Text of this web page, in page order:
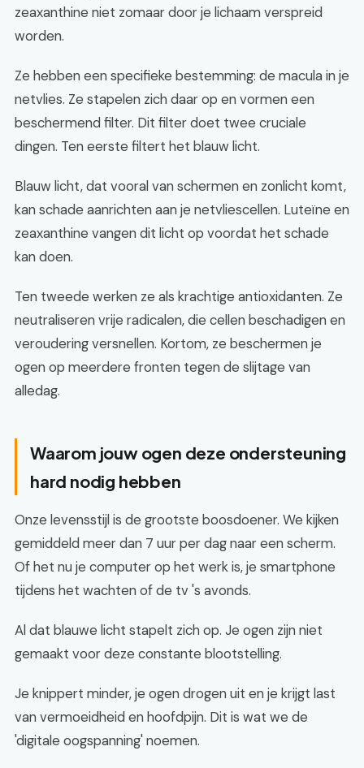
zeaxanthine niet zomaar door je lichaam verspreid
worden.
Ze hebben een specifieke bestemming: de macula in je
netvlies. Ze stapelen zich daar op en vormen een
beschermend filter. Dit filter doet twee cruciale
dingen. Ten eerste filtert het blauw licht.
Blauw licht, dat vooral van schermen en zonlicht komt,
kan schade aanrichten aan je netvliescellen. Luteïne en
zeaxanthine vangen dit licht op voordat het schade
kan doen.
Ten tweede werken ze als krachtige antioxidanten. Ze
neutraliseren vrije radicalen, die cellen beschadigen en
veroudering versnellen. Kortom, ze beschermen je
ogen op meerdere fronten tegen de slijtage van
alledag.
Waarom jouw ogen deze ondersteuning
hard nodig hebben
Onze levensstijl is de grootste boosdoener. We kijken
gemiddeld meer dan 7 uur per dag naar een scherm.
Of het nu je computer op het werk is, je smartphone
tijdens het wachten of de tv 's avonds.
Al dat blauwe licht stapelt zich op. Je ogen zijn niet
gemaakt voor deze constante blootstelling.
Je knippert minder, je ogen drogen uit en je krijgt last
van vermoeidheid en hoofdpijn. Dit is wat we de
'digitale oogspanning' noemen.